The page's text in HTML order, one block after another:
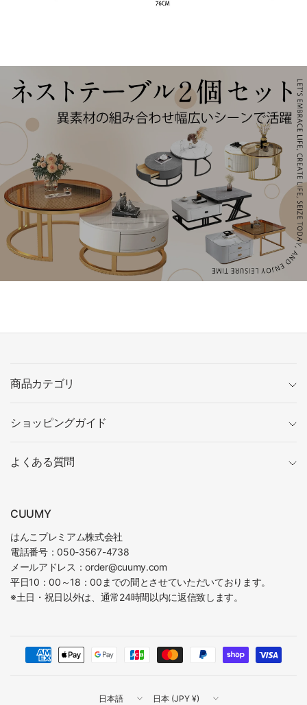
商品カテゴリ
ショッピングガイド
よくある質問
CUUMY
はんこプレミアム株式会社
電話番号：050-3567-4738
メールアドレス：order@cuumy.com
平日10：00～18：00までの間とさせていただいております。
※土日・祝日以外は、通常24時間以内に返信致します。
国 国